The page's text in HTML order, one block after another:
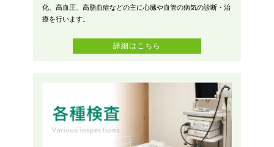
化、高血圧、高脂血症などの主に心臓や血管の病気の診断・治
療を行います。
詳細はこちら